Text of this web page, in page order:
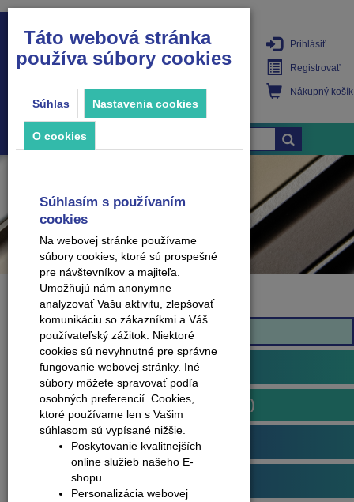
PRODUKTY
Prihlásiť
Registrovať
Nákupný košík
Značka
Arbiton
Plávajúce podlahy
Podlahy kompozitné (vinylové)
Arbiton
Obvodové lišty (soklové)
Táto webová stránka
používa súbory cookies
Súhlas Nastavenia cookies
O cookies
Súhlasím s používaním
cookies
Na webovej stránke používame
súbory cookies, ktoré sú prospešné
pre návštevníkov a majiteľa.
Umožňujú nám anonymne
analyzovať Vašu aktivitu, zlepšovať
komunikáciu so zákazníkmi a Váš
používateľský zážitok. Niektoré
cookies sú nevyhnutné pre správne
fungovanie webovej stránky. Iné
súbory môžete spravovať podľa
osobných preferencií. Cookies,
ktoré používame len s Vašim
súhlasom sú vypísané nižšie.
Poskytovanie kvalitnejších
online služieb našeho E-
shopu
Personalizácia webovej